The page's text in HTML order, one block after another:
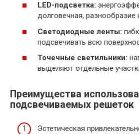
LED-подсветка:
долговечная,
Светодиодные ленты:
подсвечивать всю
Точечные светильники:
выделяют отдельные
Преимущества
подсвечиваемых решеток
Эстетическая